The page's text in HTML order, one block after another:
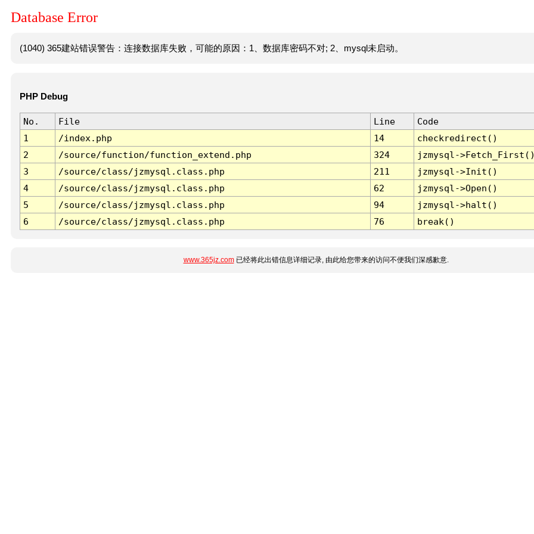
Database Error
(1040) 365建站错误警告：连接数据库失败，可能的原因：1、数据库密码不对; 2、mysql未启动。
PHP Debug
No. File Line
Code
1
/index.php 14
checkredirect()
2
/source/function/function_extend.php 324
jzmysql-
3
/source/class/jzmysql.class.php 211
jzmysql->Init()
4
/source/class/jzmysql.class.php 62
jzmysql->Open()
5
/source/class/jzmysql.class.php 94
jzmysql->halt()
6
/source/class/jzmysql.class.php 76 break()
www.365jz.com已经将此出错信息详细记录, 由此给您带来的访问不便我们深感歉意.